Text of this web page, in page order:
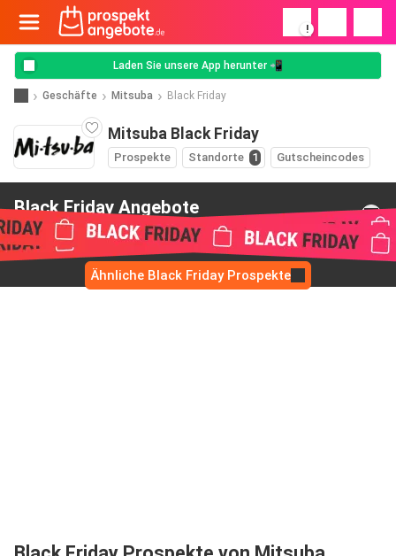
!
Laden Sie unsere App herunter 📲
Geschäfte Mitsuba Black Friday
Mitsuba Black Friday
Prospekte Standorte 1 Gutscheincodes
Black Friday Angebote
van Mitsuba
Ähnliche Black Friday Prospekte